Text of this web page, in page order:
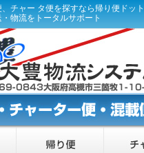
チャー タ便を探すなら帰り便ドット
物流をトータルサポート